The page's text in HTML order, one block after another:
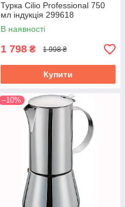
Турка Cilio Professional 750
мл індукція 299618
В наявності
1 798 ₴ 1 998 ₴
Купити
–10%